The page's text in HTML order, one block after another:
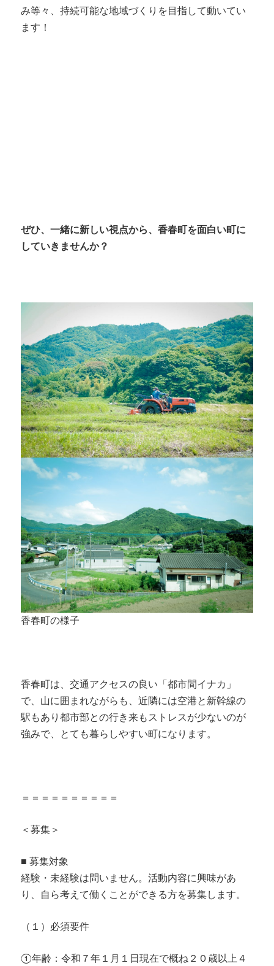
み等々、持続可能な地域づくりを目指して動いてい
ます！
ぜひ、一緒に新しい視点から、香春町を面白い町に
していきませんか？
香春町の様子
香春町は、交通アクセスの良い「都市間イナカ」
で、山に囲まれながらも、近隣には空港と新幹線の
駅もあり都市部との行き来もストレスが少ないのが
強みで、とても暮らしやすい町になります。
＝＝＝＝＝＝＝＝＝＝
＜募集＞
■ 募集対象
経験・未経験は問いません。活動内容に興味があ
り、自ら考えて働くことができる方を募集します。
（１）必須要件
①年齢：令和７年１月１日現在で概ね２０歳以上４